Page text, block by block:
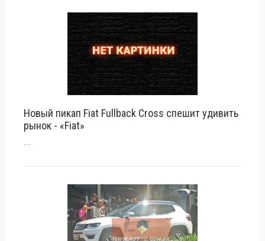
Новый пикап Fiat Fullback Cross спешит удивить
рынок - «Fiat»
...